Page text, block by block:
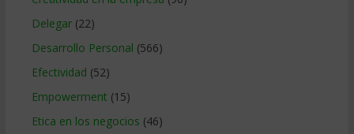
Delegar(22)
Desarrollo Personal (566)
Efectividad (52)
Empowerment (15)
Etica en los negocios (46)